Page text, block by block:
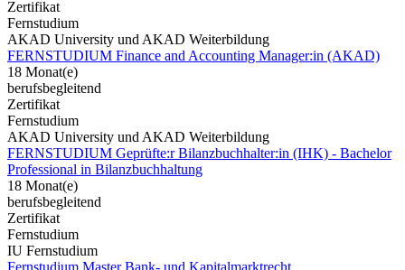
Zertifikat
Fernstudium
AKAD University und AKAD Weiterbildung
FERNSTUDIUM Finance and Accounting Manager:in (AKAD)
18 Monat(e)
berufsbegleitend
Zertifikat
Fernstudium
AKAD University und AKAD Weiterbildung
FERNSTUDIUM Geprüfte:r Bilanzbuchhalter:in (IHK) - Bachelor
Professional in Bilanzbuchhaltung
18 Monat(e)
berufsbegleitend
Zertifikat
Fernstudium
IU Fernstudium